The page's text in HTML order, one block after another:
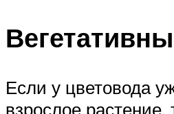
Если у цветовода
взрослое